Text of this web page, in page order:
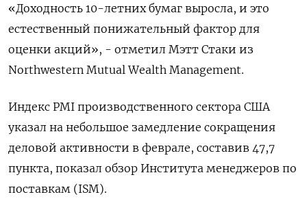
«Доходность 10-летних бумаг выросла, и это
естественный понижательный фактор для
оценки акций», - отметил Мэтт Стаки из
Northwestern Mutual Wealth Management.
Индекс PMI производственного сектора США
указал на небольшое замедление сокращения
деловой активности в феврале, составив 47,7
пункта, показал обзор Института менеджеров по
поставкам (ISM).